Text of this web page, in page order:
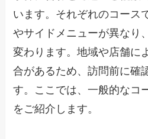
います。それぞれのコース
やサイドメニューが異なり
変わります。地域や店舗に
合があるため、訪問前に確
す。ここでは、一般的なコ
をご紹介します。